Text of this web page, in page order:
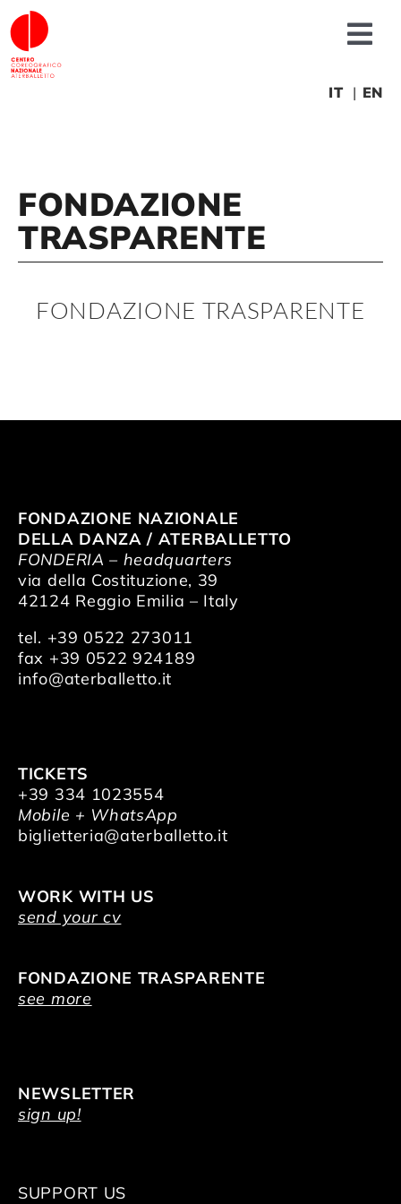
Skip
to
content
Productions
Support us
Calendar
IT EN
FONDAZIONE
TRASPARENTE
FONDAZIONE TRASPARENTE
FONDAZIONE NAZIONALE
DELLA DANZA / ATERBALLETTO
FONDERIA – headquarters
via della Costituzione, 39
42124 Reggio Emilia – Italy
tel. +39 0522 273011
fax +39 0522 924189
info@aterballetto.it
TICKETS
+39 334 1023554
Mobile + WhatsApp
biglietteria@aterballetto.it
WORK WITH US
send your cv
FONDAZIONE TRASPARENTE
see more
NEWSLETTER
sign up!
SUPPORT US